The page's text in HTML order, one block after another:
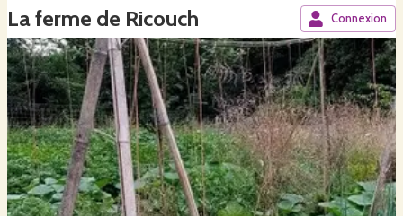
La ferme de Ricouch Connexion